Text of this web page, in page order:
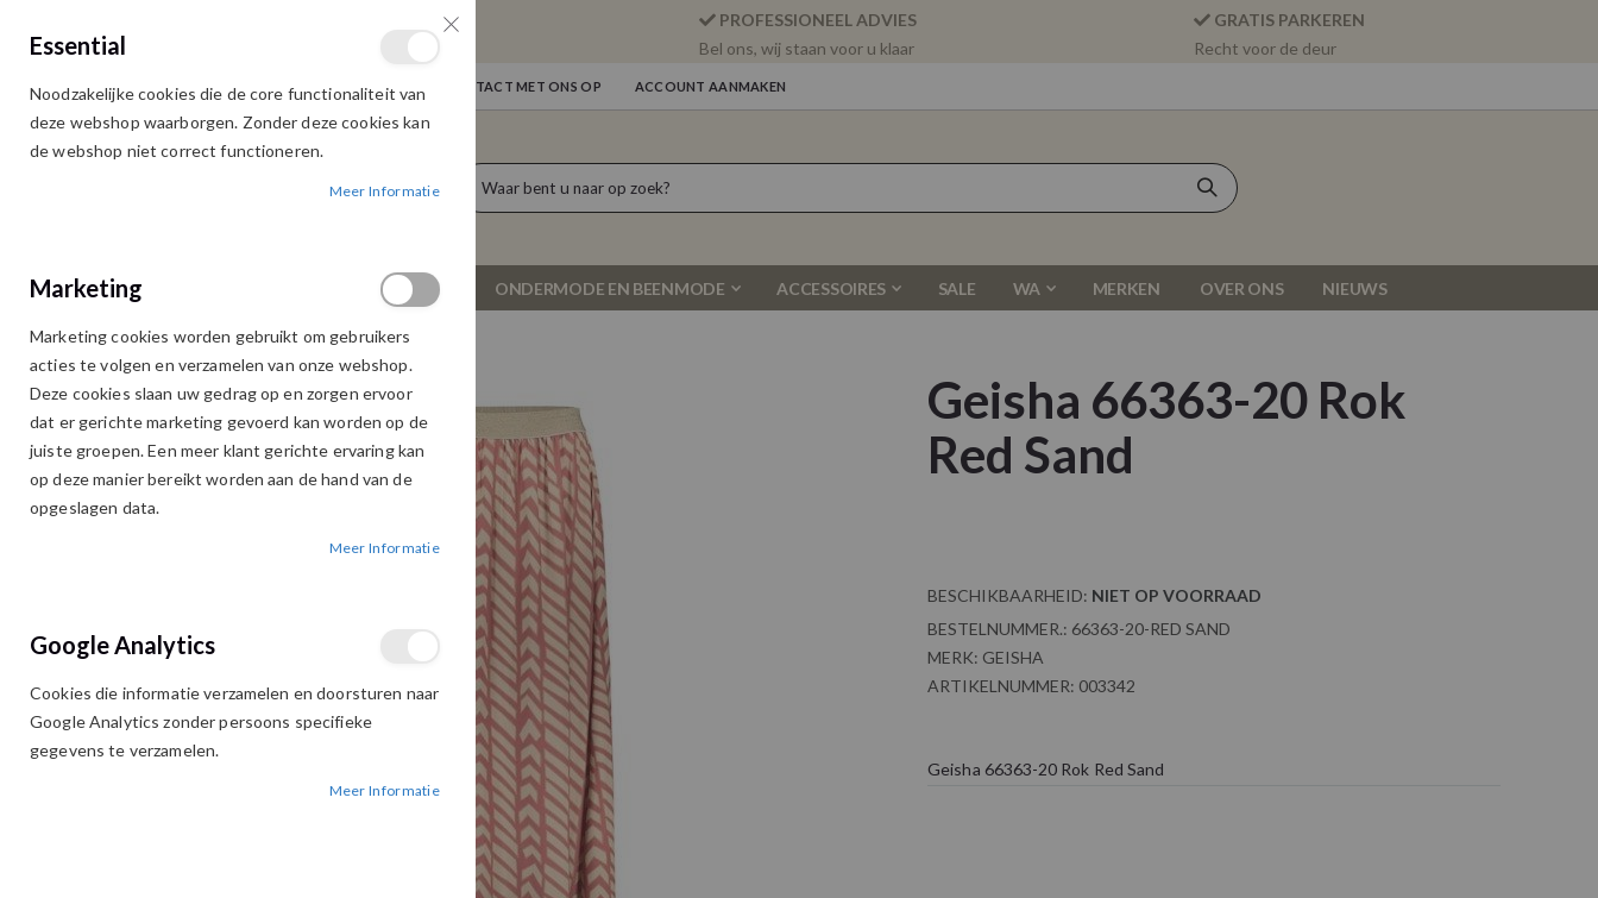
PROFESSIONEEL ADVIES
Bel ons, wij staan voor u klaar
GRATIS PARKEREN
Recht voor de deur
Ga
naar
de
WELKOM NIEUWS INLOGGEN NEEM CONTACT MET ONS OP ACCOUNT AANMAKEN
Cart
DAMESKLEDING ONDERMODE EN BEENMODE ACCESSOIRES SALE WA MERKEN OVER ONS NIEUWS
GEISHA 66363-20 ROK RED SAND
Ga
naar
einde
Ga
naar
begin
Geisha 66363-20 Rok
Red Sand
BESCHIKBAARHEID: NIET OP VOORRAAD
BESTELNUMMER.: 66363-20-RED SAND
MERK: GEISHA
ARTIKELNUMMER: 003342
Geisha 66363-20 Rok Red Sand
Essential
Noodzakelijke cookies die de core functionaliteit van
deze webshop waarborgen. Zonder deze cookies kan
de webshop niet correct functioneren.
Meer Informatie
Marketing
Marketing cookies worden gebruikt om gebruikers
acties te volgen en verzamelen van onze webshop.
Deze cookies slaan uw gedrag op en zorgen ervoor
dat er gerichte marketing gevoerd kan worden op de
juiste groepen. Een meer klant gerichte ervaring kan
op deze manier bereikt worden aan de hand van de
opgeslagen data.
Meer Informatie
Google Analytics
Cookies die informatie verzamelen en doorsturen naar
Google Analytics zonder persoons specifieke
gegevens te verzamelen.
Meer Informatie